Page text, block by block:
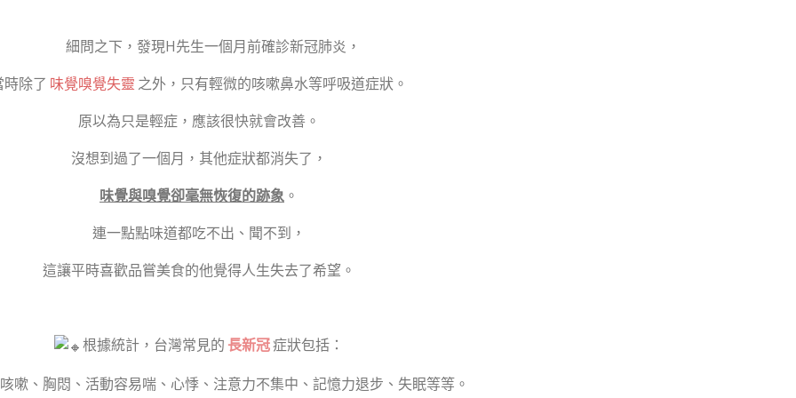
細問之下，發現H先生一個月前確診新冠肺炎，
時除了 味覺嗅覺失靈之外，只有輕微的咳嗽鼻水等呼吸道症狀。
原以為只是輕症，應該很快就會改善。
沒想到過了一個月，其他症狀都消失了，
味覺與嗅覺卻毫無恢復的跡象 。
連一點點味道都吃不出、聞不到，
這讓平時喜歡品嘗美食的他覺得人生失去了希望。
根據統計，台灣常見的 長新冠症狀包括：
嗽、胸悶、活動容易喘、心悸、注意力不集中、記憶力退步、失眠等等。